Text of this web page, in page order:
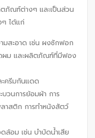
ภัณฑ์ต่างๆ และเป็นส่วน
ได้แก่
สะอาด เช่น ผงซักฟอก
ผม และผลิตภัณฑ์ที่มีฟอง
ะครีมกันแดด
บวนการย้อมผ้า การ
าสติก การทำหนังสัตว์
ล้อม เช่น บำบัดน้ำเสีย